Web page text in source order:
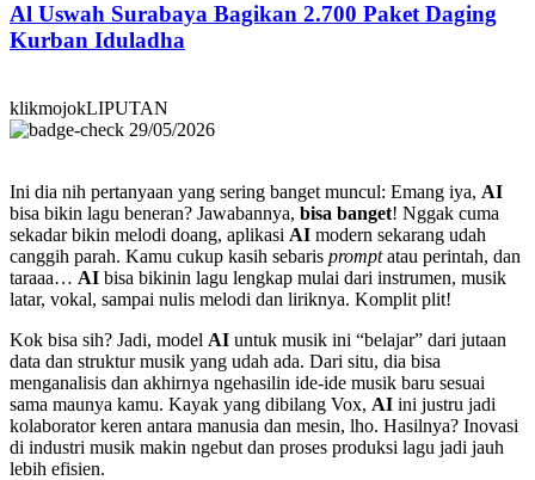
Al Uswah Surabaya Bagikan 2.700 Paket Daging
Kurban Iduladha
klikmojokLIPUTAN
29/05/2026
Ini dia nih pertanyaan yang sering banget muncul: Emang iya, AI
bisa bikin lagu beneran? Jawabannya, bisa banget! Nggak cuma
sekadar bikin melodi doang, aplikasi AI modern sekarang udah
canggih parah. Kamu cukup kasih sebaris promptatau perintah, dan
taraaa… AI bisa bikinin lagu lengkap mulai dari instrumen, musik
latar, vokal, sampai nulis melodi dan liriknya. Komplit plit!
Kok bisa sih? Jadi, model AI untuk musik ini “belajar” dari jutaan
data dan struktur musik yang udah ada. Dari situ, dia bisa
menganalisis dan akhirnya ngehasilin ide-ide musik baru sesuai
sama maunya kamu. Kayak yang dibilang Vox, AI ini justru jadi
kolaborator keren antara manusia dan mesin, lho. Hasilnya? Inovasi
di industri musik makin ngebut dan proses produksi lagu jadi jauh
lebih efisien.